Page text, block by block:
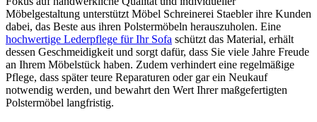
Möbelgestaltung unterstützt Möbel Schreinerei Staebler ihre Kunden
dabei, das Beste aus ihren Polstermöbeln herauszuholen. Eine
hochwertige Lederpflege für Ihr Sofa schützt das Material, erhält
dessen Geschmeidigkeit und sorgt dafür, dass Sie viele Jahre Freude
an Ihrem Möbelstück haben. Zudem verhindert eine regelmäßige
Pflege, dass später teure Reparaturen oder gar ein Neukauf
notwendig werden, und bewahrt den Wert Ihrer maßgefertigten
Polstermöbel langfristig.